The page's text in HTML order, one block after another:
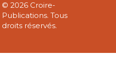
© 2026 Croire-
Publications. Tous
droits réservés.